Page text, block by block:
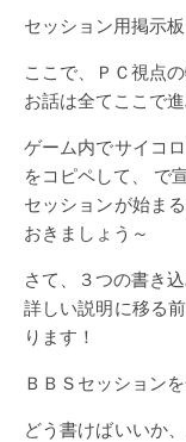
セッション用掲示
ここで、ＰＣ視点
お話は全てここで進
ゲーム内でサイコ
をコピペして、 で
セッションが始ま
おきましょう～
さて、３つの書き
詳しい説明に移る
ります！
ＢＢＳセッション
どう書けばいいか